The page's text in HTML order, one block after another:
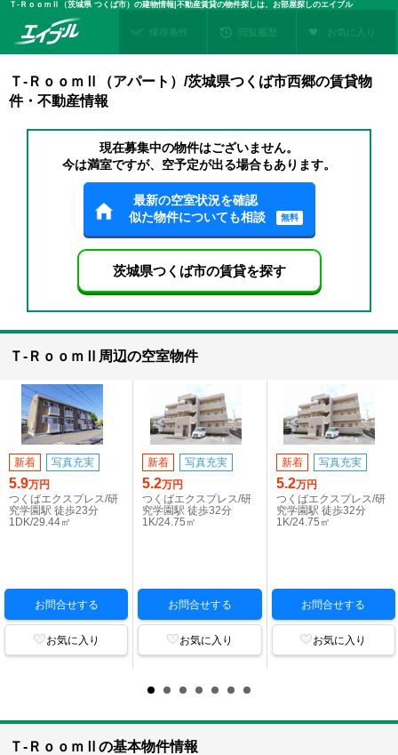
Ｔ-ＲｏｏｍⅡ（茨城県 つくば市）の建物情報|不動産賃貸の物件探しは、お部屋探しのエイブル
保存条件 閲覧履歴 お気に入り
Ｔ-ＲｏｏｍⅡ（アパート）/茨城県つくば市西郷の賃貸物
件・不動産情報
現在募集中の物件はございません。
今は満室ですが、空予定が出る場合もあります。
最新の空室状況を確認
似た物件についても相談
無料
茨城県つくば市の賃貸を探す
Ｔ-ＲｏｏｍⅡ周辺の空室物件
新着 写真充実
5.9万円
つくばエクスプレス/研
究学園駅 徒歩23分
1DK/29.44㎡
お問合せする
お気に入り
新着 写真充実
5.2万円
つくばエクスプレス/研
究学園駅 徒歩32分
1K/24.75㎡
お問合せする
お気に入り
新着 写真充実
5.2万円
つくばエクスプレス/研
究学園駅 徒歩32分
1K/24.75㎡
お問合せする
お気に入り
Ｔ-ＲｏｏｍⅡの基本物件情報